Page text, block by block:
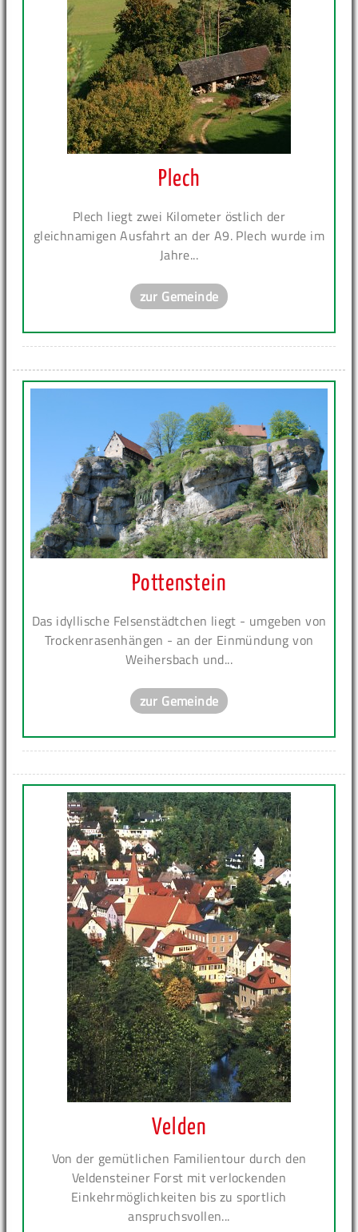
Plech
Plech liegt zwei Kilometer östlich der
gleichnamigen Ausfahrt an der A9. Plech wurde im
Jahre...
zur Gemeinde
Pottenstein
Das idyllische Felsenstädtchen liegt - umgeben von
Trockenrasenhängen - an der Einmündung von
Weihersbach und...
zur Gemeinde
Velden
Von der gemütlichen Familientour durch den
Veldensteiner Forst mit verlockenden
Einkehrmöglichkeiten bis zu sportlich
anspruchsvollen...